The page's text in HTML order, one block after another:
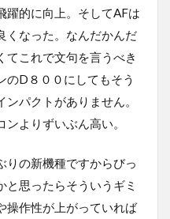
躍的に向上。そしてAFは
くなった。なんだかんだ
てこれで文句を言うべき
のD８００にしてもそう
パクトがありません。
よりずいぶん高い。
りの新機種ですからびっ
と思ったらそういうギミ
操作性が上がっていれば